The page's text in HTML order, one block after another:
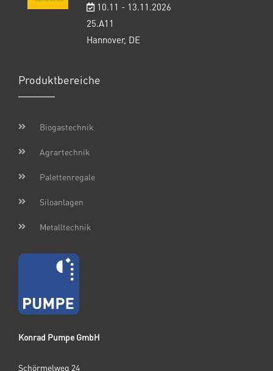
10.11 - 13.11.2026
25.A11
Hannover, DE
Produktbereiche
Biogastechnik
Agrartechnik
Palettenregale
Siloanlagen
Metalltechnik
Konrad Pumpe GmbH
Schörmelweg 24